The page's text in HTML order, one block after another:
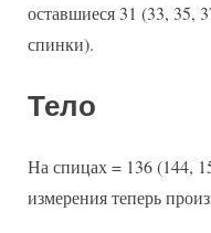
оставшиеся 31 (33, 35,
спинки).
Тело
На спицах = 136 (144,
измерения теперь